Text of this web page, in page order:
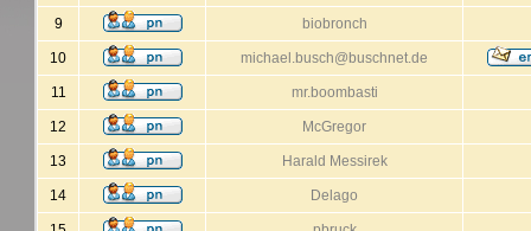
9 biobronch
10 michael.busch@buschnet.de
11 mr.boombasti
12 McGregor
13 Harald Messirek
14 Delago